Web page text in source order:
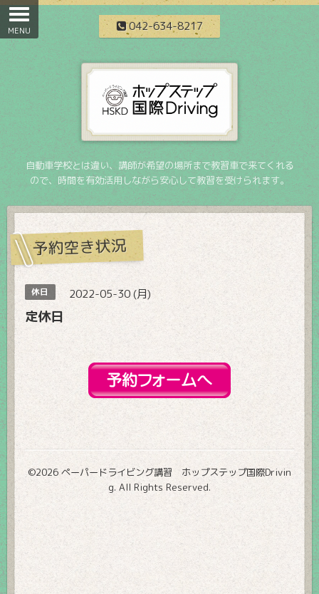
042-634-8217
自動車学校とは違い、講師が希望の場所まで教習車で来てくれる
ので、時間を有効活用しながら安心して教習を受けられます。
予約空き状況
休日 2022-05-30 (月)
定休日
©2026 ペーパードライビング講習 ホップステップ国際Drivin
g. All Rights Reserved.